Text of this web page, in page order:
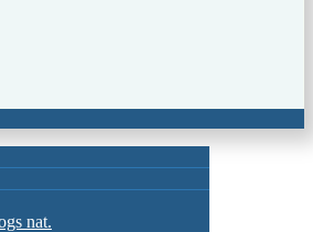
nat.